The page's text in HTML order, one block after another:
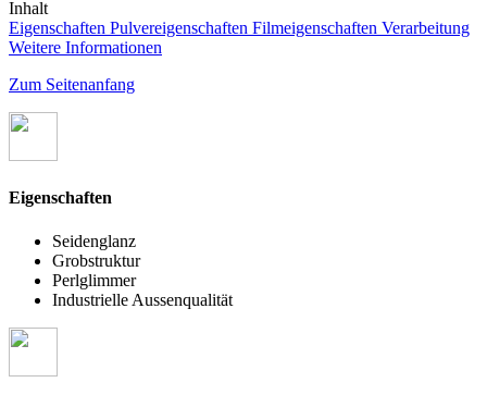
Inhalt
Eigenschaften Pulvereigenschaften Filmeigenschaften Verarbeitung
Weitere Informationen
Zum Seitenanfang
Eigenschaften
Seidenglanz
Grobstruktur
Perlglimmer
Industrielle Aussenqualität